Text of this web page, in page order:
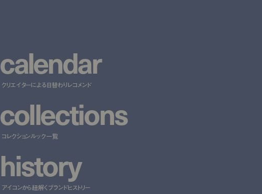
calendar
クリエイターによる日替わりレコメンド
collections
コレクションルック一覧
history
アイコンから紐解くブランドヒストリー